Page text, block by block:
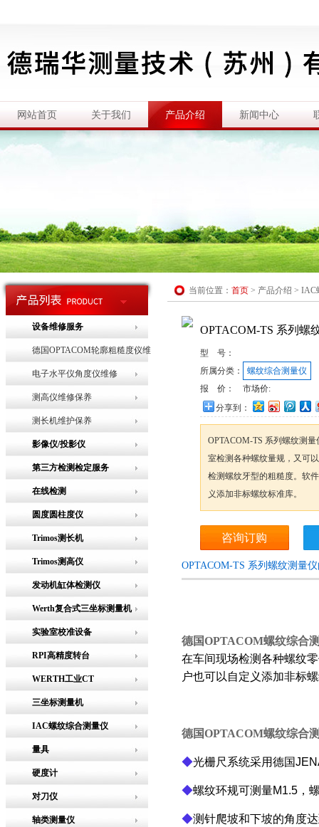
网站首页 关于我们 产品介绍 新闻中心
设备维修服务
德国OPTACOM轮廓粗糙度仪维
修
电子水平仪角度仪维修
测高仪维修保养
测长机维护保养
影像仪/投影仪
第三方检测检定服务
在线检测
圆度圆柱度仪
Trimos测长机
Trimos测高仪
发动机缸体检测仪
Werth复合式三坐标测量机
实验室校准设备
RPI高精度转台
WERTH工业CT
三坐标测量机
IAC螺纹综合测量仪
量具
硬度计
对刀仪
轴类测量仪
当前位置： 首页 > 产品介绍 > IAC
OPTACOM-TS 系列螺
型 号：
所属分类：
螺纹综合测量仪
报 价：
市场价:
分享到：
OPTACOM-TS 系列螺纹测
室检测各种螺纹量规，又可
检测螺纹牙型的粗糙度。软
义添加非标螺纹标准库。
咨询订购
OPTACOM-TS 系列螺纹测量
德国OPTACOM螺纹综合
在车间现场检测各种螺纹
户也可以自定义添加非标
德国OPTACOM螺纹综合
◆光栅尺系统采用德国
◆螺纹环规可测量M1.5，
◆测针爬坡和下坡的角度